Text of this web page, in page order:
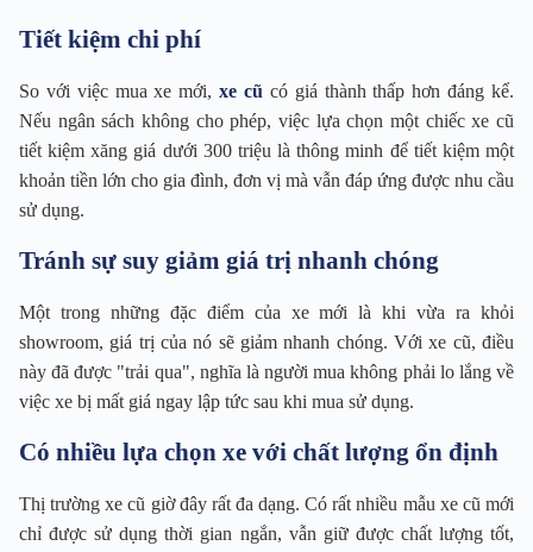
Tiết kiệm chi phí
So với việc mua xe mới,xe cũ có giá thành thấp hơn đáng kể.
Nếu ngân sách không cho phép, việc lựa chọn một chiếc xe cũ
tiết kiệm xăng giá dưới 300 triệu là thông minh để tiết kiệm một
khoản tiền lớn cho gia đình, đơn vị mà vẫn đáp ứng được nhu cầu
sử dụng.
Tránh sự suy giảm giá trị nhanh chóng
Một trong những đặc điểm của xe mới là khi vừa ra khỏi
showroom, giá trị của nó sẽ giảm nhanh chóng. Với xe cũ, điều
này đã được "trải qua", nghĩa là người mua không phải lo lắng về
việc xe bị mất giá ngay lập tức sau khi mua sử dụng.
Có nhiều lựa chọn xe với chất lượng ổn định
Thị trường xe cũ giờ đây rất đa dạng. Có rất nhiều mẫu xe cũ mới
chỉ được sử dụng thời gian ngắn, vẫn giữ được chất lượng tốt,